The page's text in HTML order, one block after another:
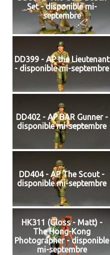
Set - disponible mi-
septembre
DD399 - AP the Lieutenant
- disponible mi-septembre
DD402 - AP BAR Gunner -
disponible mi-septembre
DD404 - AP The Scout -
disponible mi-septembre
HK311 (Gloss - Matt) -
The Hong-Kong
Photographer - disponible
mi-septembre